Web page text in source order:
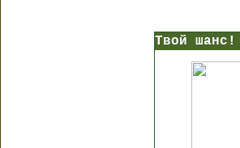
Твой шанс!